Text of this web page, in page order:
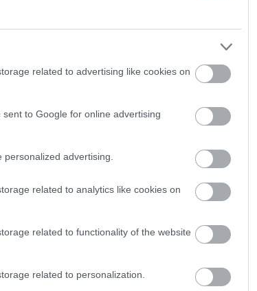
related to advertising like cookies on
to Google for online advertising
advertising.
related to analytics like cookies on
related to functionality of the website
related to personalization.
Brorsson, Elvira Öberg) jäljessä 8,7
Franziska Preuss, Hanna Kebinger) –
12) Suomi (Suvi Minkkinen 0+2,
–3.51,2 (0+7).
pistettä, 2) Ranska 285, 3) Ruotsi 285,
hiihtoon liittyviä artikkeleja